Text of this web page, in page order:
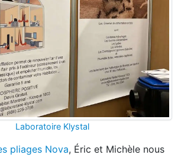
Laboratoire Klystal
pliages Nova, Éric et Michèle nous